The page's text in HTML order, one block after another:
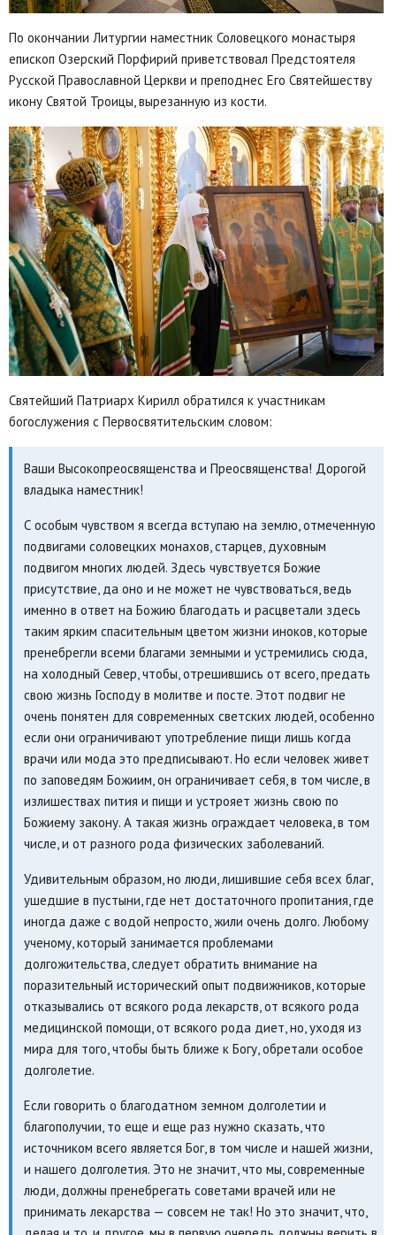
По окончании Литургии наместник Соловецкого монастыря
епископ Озерский Порфирий приветствовал Предстоятеля
Русской Православной Церкви и преподнес Его Святейшеству
икону Святой Троицы, вырезанную из кости.
Святейший Патриарх Кирилл обратился к участникам
богослужения с Первосвятительским словом:
Ваши Высокопреосвященства и Преосвященства! Дорогой
владыка наместник!
С особым чувством я всегда вступаю на землю, отмеченную
подвигами соловецких монахов, старцев, духовным
подвигом многих людей. Здесь чувствуется Божие
присутствие, да оно и не может не чувствоваться, ведь
именно в ответ на Божию благодать и расцветали здесь
таким ярким спасительным цветом жизни иноков, которые
пренебрегли всеми благами земными и устремились сюда,
на холодный Север, чтобы, отрешившись от всего, предать
свою жизнь Господу в молитве и посте. Этот подвиг не
очень понятен для современных светских людей, особенно
если они ограничивают употребление пищи лишь когда
врачи или мода это предписывают. Но если человек живет
по заповедям Божиим, он ограничивает себя, в том числе, в
излишествах пития и пищи и устрояет жизнь свою по
Божиему закону. А такая жизнь ограждает человека, в том
числе, и от разного рода физических заболеваний.
Удивительным образом, но люди, лишившие себя всех благ,
ушедшие в пустыни, где нет достаточного пропитания, где
иногда даже с водой непросто, жили очень долго. Любому
ученому, который занимается проблемами
долгожительства, следует обратить внимание на
поразительный исторический опыт подвижников, которые
отказывались от всякого рода лекарств, от всякого рода
медицинской помощи, от всякого рода диет, но, уходя из
мира для того, чтобы быть ближе к Богу, обретали особое
долголетие.
Если говорить о благодатном земном долголетии и
благополучии, то еще и еще раз нужно сказать, что
источником всего является Бог, в том числе и нашей жизни,
и нашего долголетия. Это не значит, что мы, современные
люди, должны пренебрегать советами врачей или не
принимать лекарства — совсем не так! Но это значит, что,